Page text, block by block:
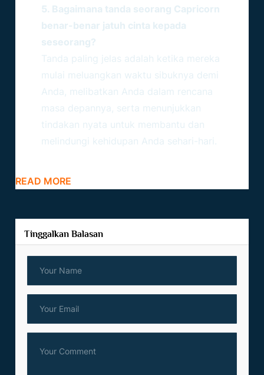
5. Bagaimana tanda seorang Capricorn
benar-benar jatuh cinta kepada
seseorang?
Tanda paling jelas adalah ketika mereka
mulai meluangkan waktu sibuknya demi
Anda, melibatkan Anda dalam rencana
masa depannya, serta menunjukkan
tindakan nyata untuk membantu dan
melindungi kehidupan Anda sehari-hari.
READ MORE
Tinggalkan Balasan